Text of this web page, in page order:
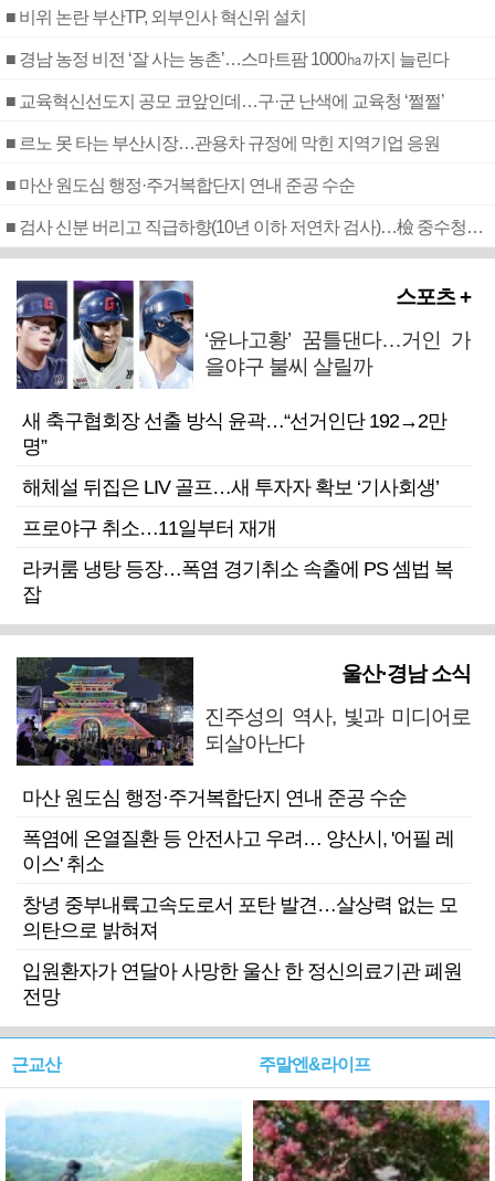
■ 비위 논란 부산TP, 외부인사 혁신위 설치
■ 경남 농정 비전 ‘잘 사는 농촌’…스마트팜 1000㏊까지 늘린다
■ 교육혁신선도지 공모 코앞인데…구·군 난색에 교육청 ‘쩔쩔’
■ 르노 못 타는 부산시장…관용차 규정에 막힌 지역기업 응원
■ 마산 원도심 행정·주거복합단지 연내 준공 수순
■ 검사 신분 버리고 직급하향(10년 이하 저연차 검사)…檢 중수청행 기피
스포츠 +
‘윤나고황’ 꿈틀댄다…거인 가
을야구 불씨 살릴까
새 축구협회장 선출 방식 윤곽…“선거인단 192→2만
명”
해체설 뒤집은 LIV 골프…새 투자자 확보 ‘기사회생’
프로야구 취소…11일부터 재개
라커룸 냉탕 등장…폭염 경기취소 속출에 PS 셈법 복
잡
울산·경남 소식
진주성의 역사, 빛과 미디어로
되살아난다
마산 원도심 행정·주거복합단지 연내 준공 수순
폭염에 온열질환 등 안전사고 우려… 양산시, '어필 레
이스' 취소
창녕 중부내륙고속도로서 포탄 발견…살상력 없는 모
의탄으로 밝혀져
입원환자가 연달아 사망한 울산 한 정신의료기관 폐원
전망
근교산 주말엔&라이프